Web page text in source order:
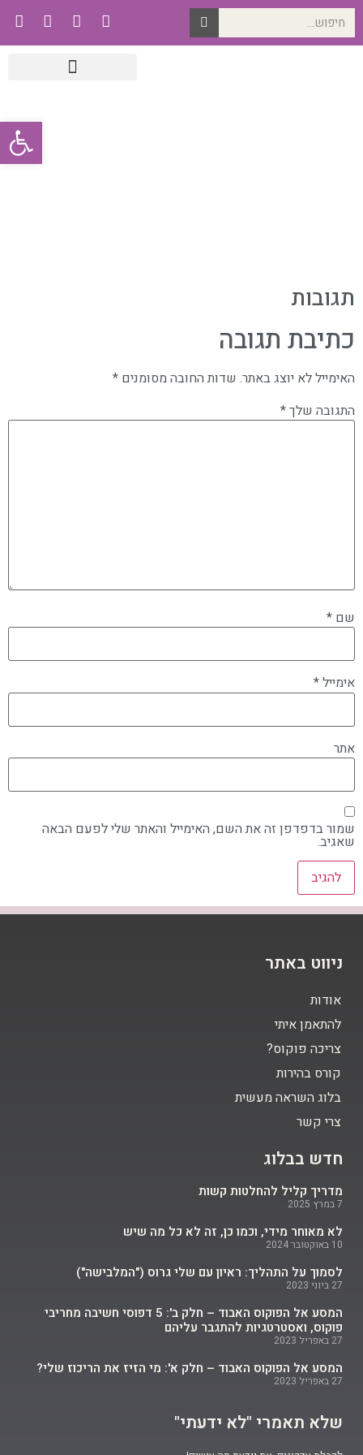
תגובות
כתיבת תגובה
האימייל לא יוצג באתר. שדות החובה מסומנים *
התגובה שלך*
שם *
אימייל*
אתר
שמור בדפדפן זה את השם, האימייל והאתר שלי לפעם הבאה
שאגיב.
ניווט באתר
אודות
להתאמן איתי
צריכה פוקוס?
קורס בהירות
בלוג השראה מעשית
צרי קשר
חדש בבלוג
מדריך קליל להחלטות קשות
7 במרץ 2025
לא מאוחר מידי, וכמו כן, זה לא כל מה שיש
10 באוקטובר 2024
לסמוך על התהליך: ראיון עם שלי גרוס ("המלבישה")
27 ביוני 2023
המסע אל הפוקוס האבוד – חלק ב': 5 דפוסי חשיבה מחריבי
פוקוס, ואסטרטגיות להתגבר עליהם
27 באפריל 2023
המסע אל הפוקוס האבוד – חלק א': מי הזיז את הריכוז שלי?
27 באפריל 2023
שלא תאמרי "לא ידעתי"​
פתח